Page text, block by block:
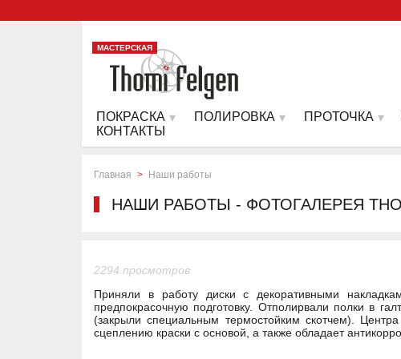
МАСТЕРСКАЯ
ПОКРАСКА ПОЛИРОВКА ПРОТОЧКА
КОНТАКТЫ
Главная > Наши работы
НАШИ РАБОТЫ - ФОТОГАЛЕРЕЯ
2294 просмотров
Приняли в работу диски с декоративными
предпокрасочную подготовку. Отполирвали полки в
(закрыли специальным термостойким скотчем).
сцеплению краски с основой, а также обладает